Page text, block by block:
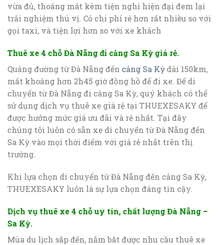
vừa đủ, thoáng mát kèm tiện nghi hiện đại đem lại
trải nghiệm thú vị. Có chi phí rẻ hơn rất nhiều so với
gọi taxi, và tiện lợi hơn so với xe khách
Thuê xe 4 chỗ Đà Nẵng đi cảng Sa Kỳ giá rẻ.
Quảng đường từ Đà Nẵng đến cảng Sa Kỳ dài 150km,
mất khoảng hơn 2h45 giờ đồng hồ để đi xe. Để di
chuyển từ Đà Nẵng đi cảng Sa Kỳ, quý khách có thể
sử dụng dịch vụ thuê xe giá rẻ tại THUEXESAKY để
được hưởng mức giá ưu đãi và rẻ nhất. Tại đây
chúng tôi luôn có sẵn xe di chuyển từ Đà Nẵng đến
Sa Kỳ vào mọi thời điểm với giá rẻ nhất trên thị
trường.
Khi lựa chọn di chuyển từ Đà Nẵng đến cảng Sa Kỳ,
THUEXESAKY luôn là sự lựa chọn đáng tin cậy.
Dịch vụ thuê xe 4 chỗ uy tín, chất lượng Đà Nẵng –
Sa Kỳ.
Mùa du lịch sắp đến, nắm bắt được nhu cầu thuê xe